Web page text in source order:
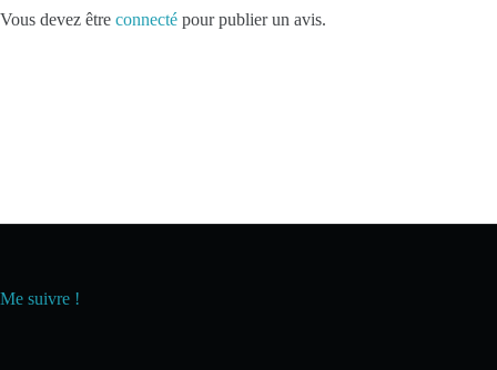
Vous devez être connecté pour publier un avis.
Me suivre !